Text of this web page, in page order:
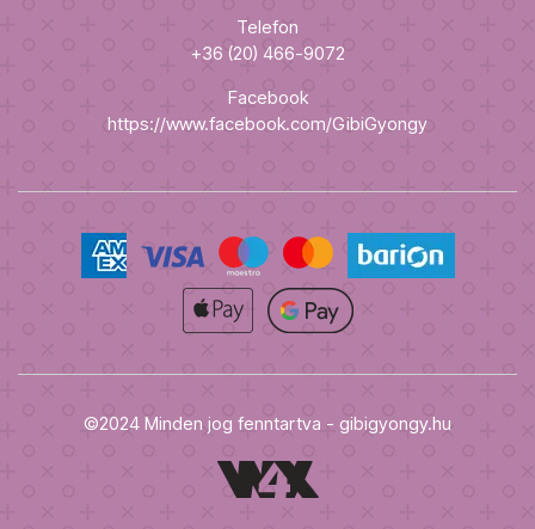
Telefon
+36 (20) 466-9072
Facebook
https://www.facebook.com/GibiGyongy
©2024 Minden jog fenntartva - gibigyongy.hu